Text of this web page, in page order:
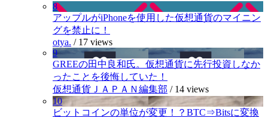
8
アップルがiPhoneを使用した仮想通貨のマイニン
グを禁止に！
otya. / 17 views
9
GREEの田中良和氏。仮想通貨に先行投資しなか
ったことを後悔していた！
仮想通貨ＪＡＰＡＮ編集部 / 14 views
10
ビットコインの単位が変更！？BTC⇒Bitsに変換